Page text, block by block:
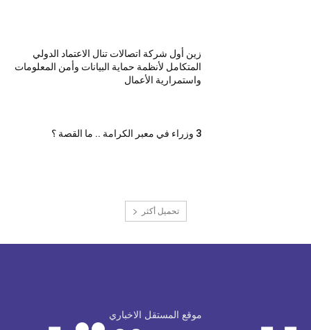
زين أول شركة اتصالات تنال الاعتماد الدولي
المتكامل لأنظمة حماية البيانات وأمن المعلومات
واستمرارية الأعمال
3 وزراء في معبر الكرامة .. ما القصة ؟
تحميل أكثر
موقع المستقل الاخباري